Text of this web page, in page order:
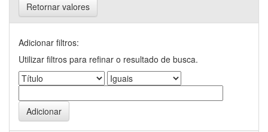
Retornar valores
Adicionar filtros:
Utilizar filtros para refinar o resultado de busca.